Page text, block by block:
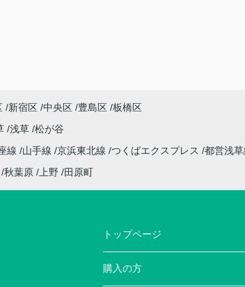
新宿区 中央区 豊島区 板橋区
浅草 松が谷
線 山手線 京浜東北線 つくばエクスプレス
都営浅
秋葉原 上野 田原町
トップページ
購入の方